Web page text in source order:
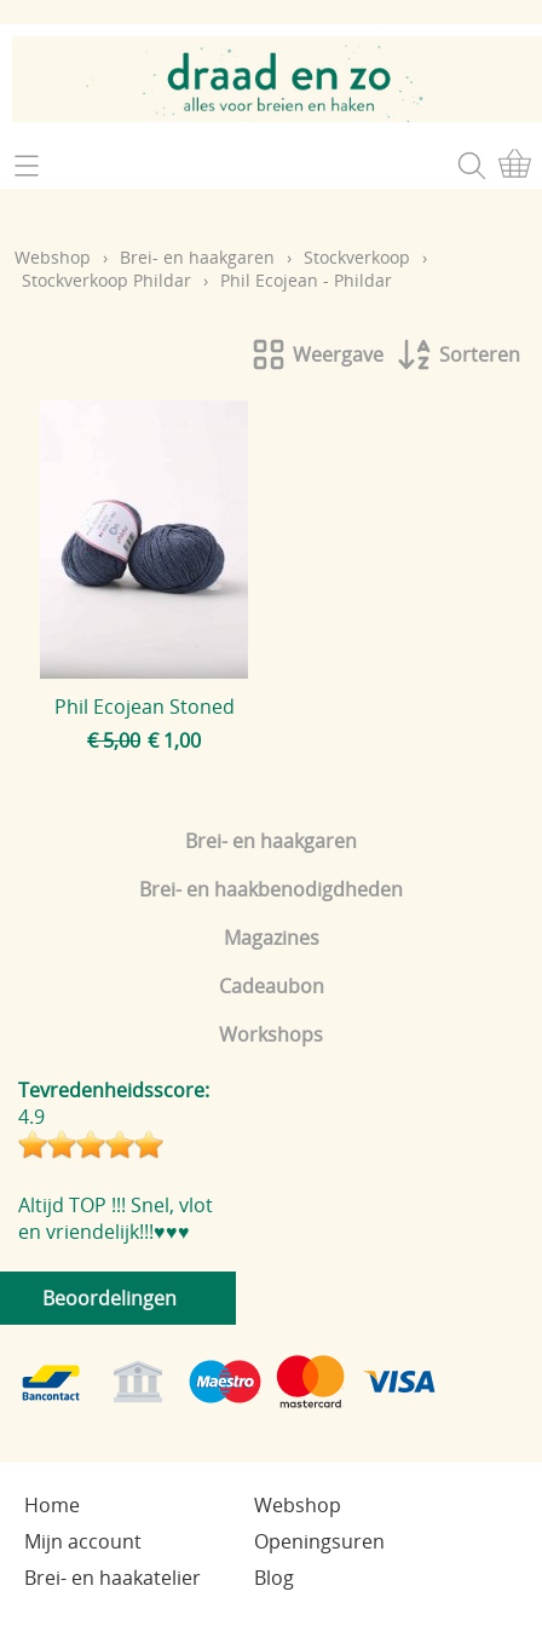
Home
Brei- en haakgaren
Mijn account
Contact
Brei- en haakgaren
Brei- en haakbenodigdheden
Magazines
Cadeaubon
Workshops
Tevredenheidsscore:
4.9
Altijd TOP !!! Snel, vlot
en vriendelijk!!!♥️♥️♥️
Beoordelingen
Webshop › Brei- en haakgaren › Stockverkoop
›
Stockverkoop Phildar › Phil Ecojean - Phildar
Weergave Sorteren
Phil Ecojean Stoned
€ 5,00 € 1,00
Home
Webshop
Mijn account
Openingsuren
Brei- en haakatelier
Blog